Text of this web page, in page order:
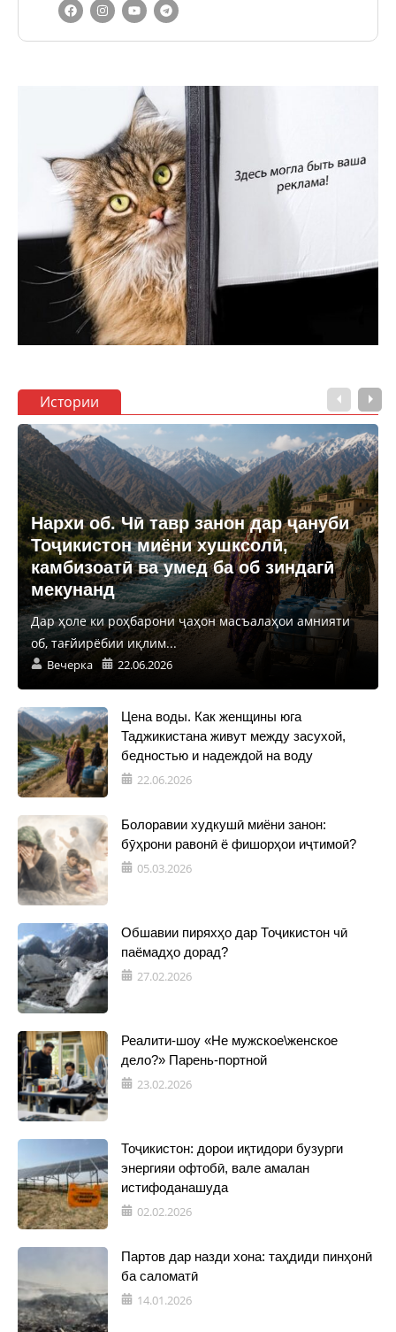
Истории
Нархи об. Чӣ тавр занон дар ҷануби
Тоҷикистон миёни хушксолӣ,
камбизоатӣ ва умед ба об зиндагӣ
мекунанд
Дар ҳоле ки роҳбарони ҷаҳон масъалаҳои амнияти
об, тағйирёбии иқлим...
Вечерка 22.06.2026
Цена воды. Как женщины юга
Таджикистана живут между засухой,
бедностью и надеждой на воду
22.06.2026
Болоравии худкушӣ миёни занон:
бӯҳрони равонӣ ё фишорҳои иҷтимоӣ?
05.03.2026
Обшавии пиряхҳо дар Тоҷикистон чӣ
паёмадҳо дорад?
27.02.2026
Реалити-шоу «Не мужское\женское
дело?» Парень-портной
23.02.2026
Тоҷикистон: дорои иқтидори бузурги
энергияи офтобӣ, вале амалан
истифоданашуда
02.02.2026
Партов дар назди хона: таҳдиди пинҳонӣ
ба саломатӣ
14.01.2026